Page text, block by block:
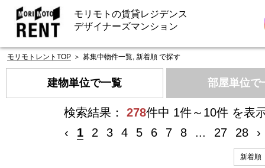
モリモトの賃貸レジデンス
デザイナーズマンション
モリモトレントTOP ＞ 募集中物件一覧, 新着順 で探す
建物単位で一覧 部屋単位で
検索結果： 278件中 1件～10件 を表
‹
1 2 3 4 5 6 7 8 ... 27 28 ›